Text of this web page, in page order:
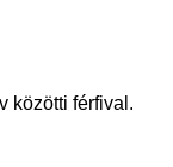
közötti férfival.